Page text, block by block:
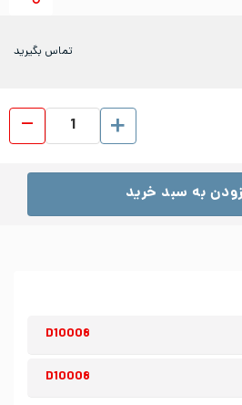
D10008
D10008
تماس بگیرید
به سبد خرید